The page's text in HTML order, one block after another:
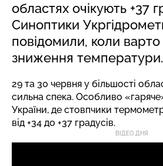
областях очікують +37
Синоптики
повідомили, коли варто
зниження температури.
29 та 30 червня у більшості
сильна спека. Особливо
України, де стовпчики
від +34 до +37 градусів.
ВІДЕО ДНЯ